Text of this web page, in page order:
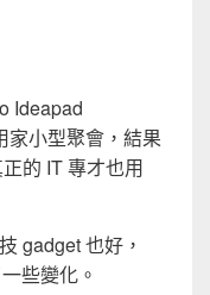
Ideapad
家小型聚會，結果
的 IT 專才也用
gadget 也好，
些變化。